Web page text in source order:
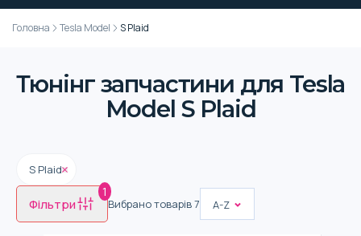
Головна Tesla Model S Plaid
Тюнінг запчастини для Tesla
Model S Plaid
S Plaid
Фільтри
1
Вибрано товарів7 A-Z